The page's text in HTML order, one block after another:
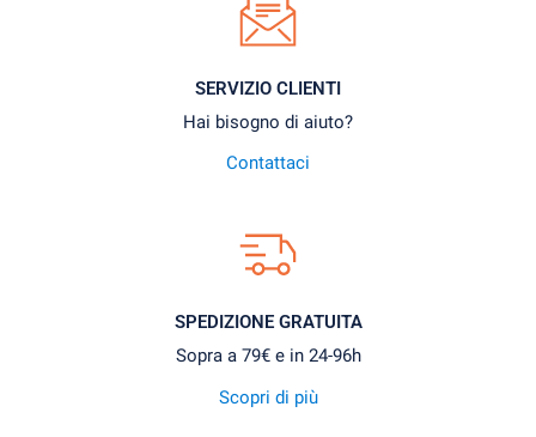
SERVIZIO CLIENTI
Hai bisogno di aiuto?
Contattaci
SPEDIZIONE GRATUITA
Sopra a 79€ e in 24-96h
Scopri di più